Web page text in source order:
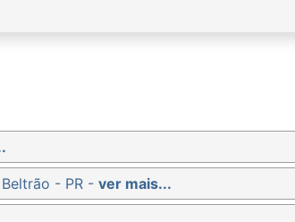
- PR - ver mais...